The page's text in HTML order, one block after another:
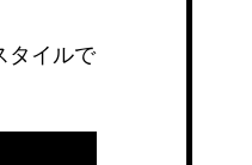
タイルで